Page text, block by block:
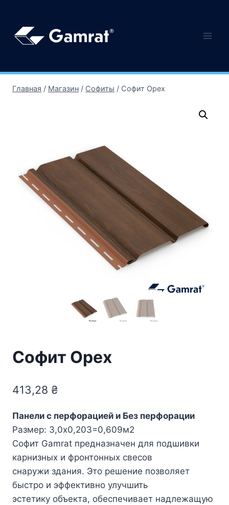
Главная / Магазин / Софиты / Софит Орех
Софит Орех
413,28 ₴
Панели с перфорацией и Без перфорации
Размер: 3,0х0,203=0,609м2
Софит Gamrat предназначен для подшивки
карнизных и фронтонных свесов
снаружи здания. Это решение позволяет
быстро и эффективно улучшить
эстетику объекта, обеспечивает надлежащую